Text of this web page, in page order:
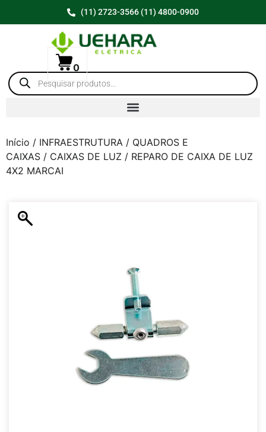
(11) 2723-3566 (11) 4800-0900
0
Início / INFRAESTRUTURA / QUADROS E
CAIXAS / CAIXAS DE LUZ / REPARO DE CAIXA DE LUZ
4X2 MARCAI